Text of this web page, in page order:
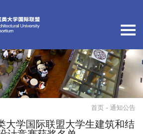
首页 - 通知公告
大学国际联盟大学生建筑和结